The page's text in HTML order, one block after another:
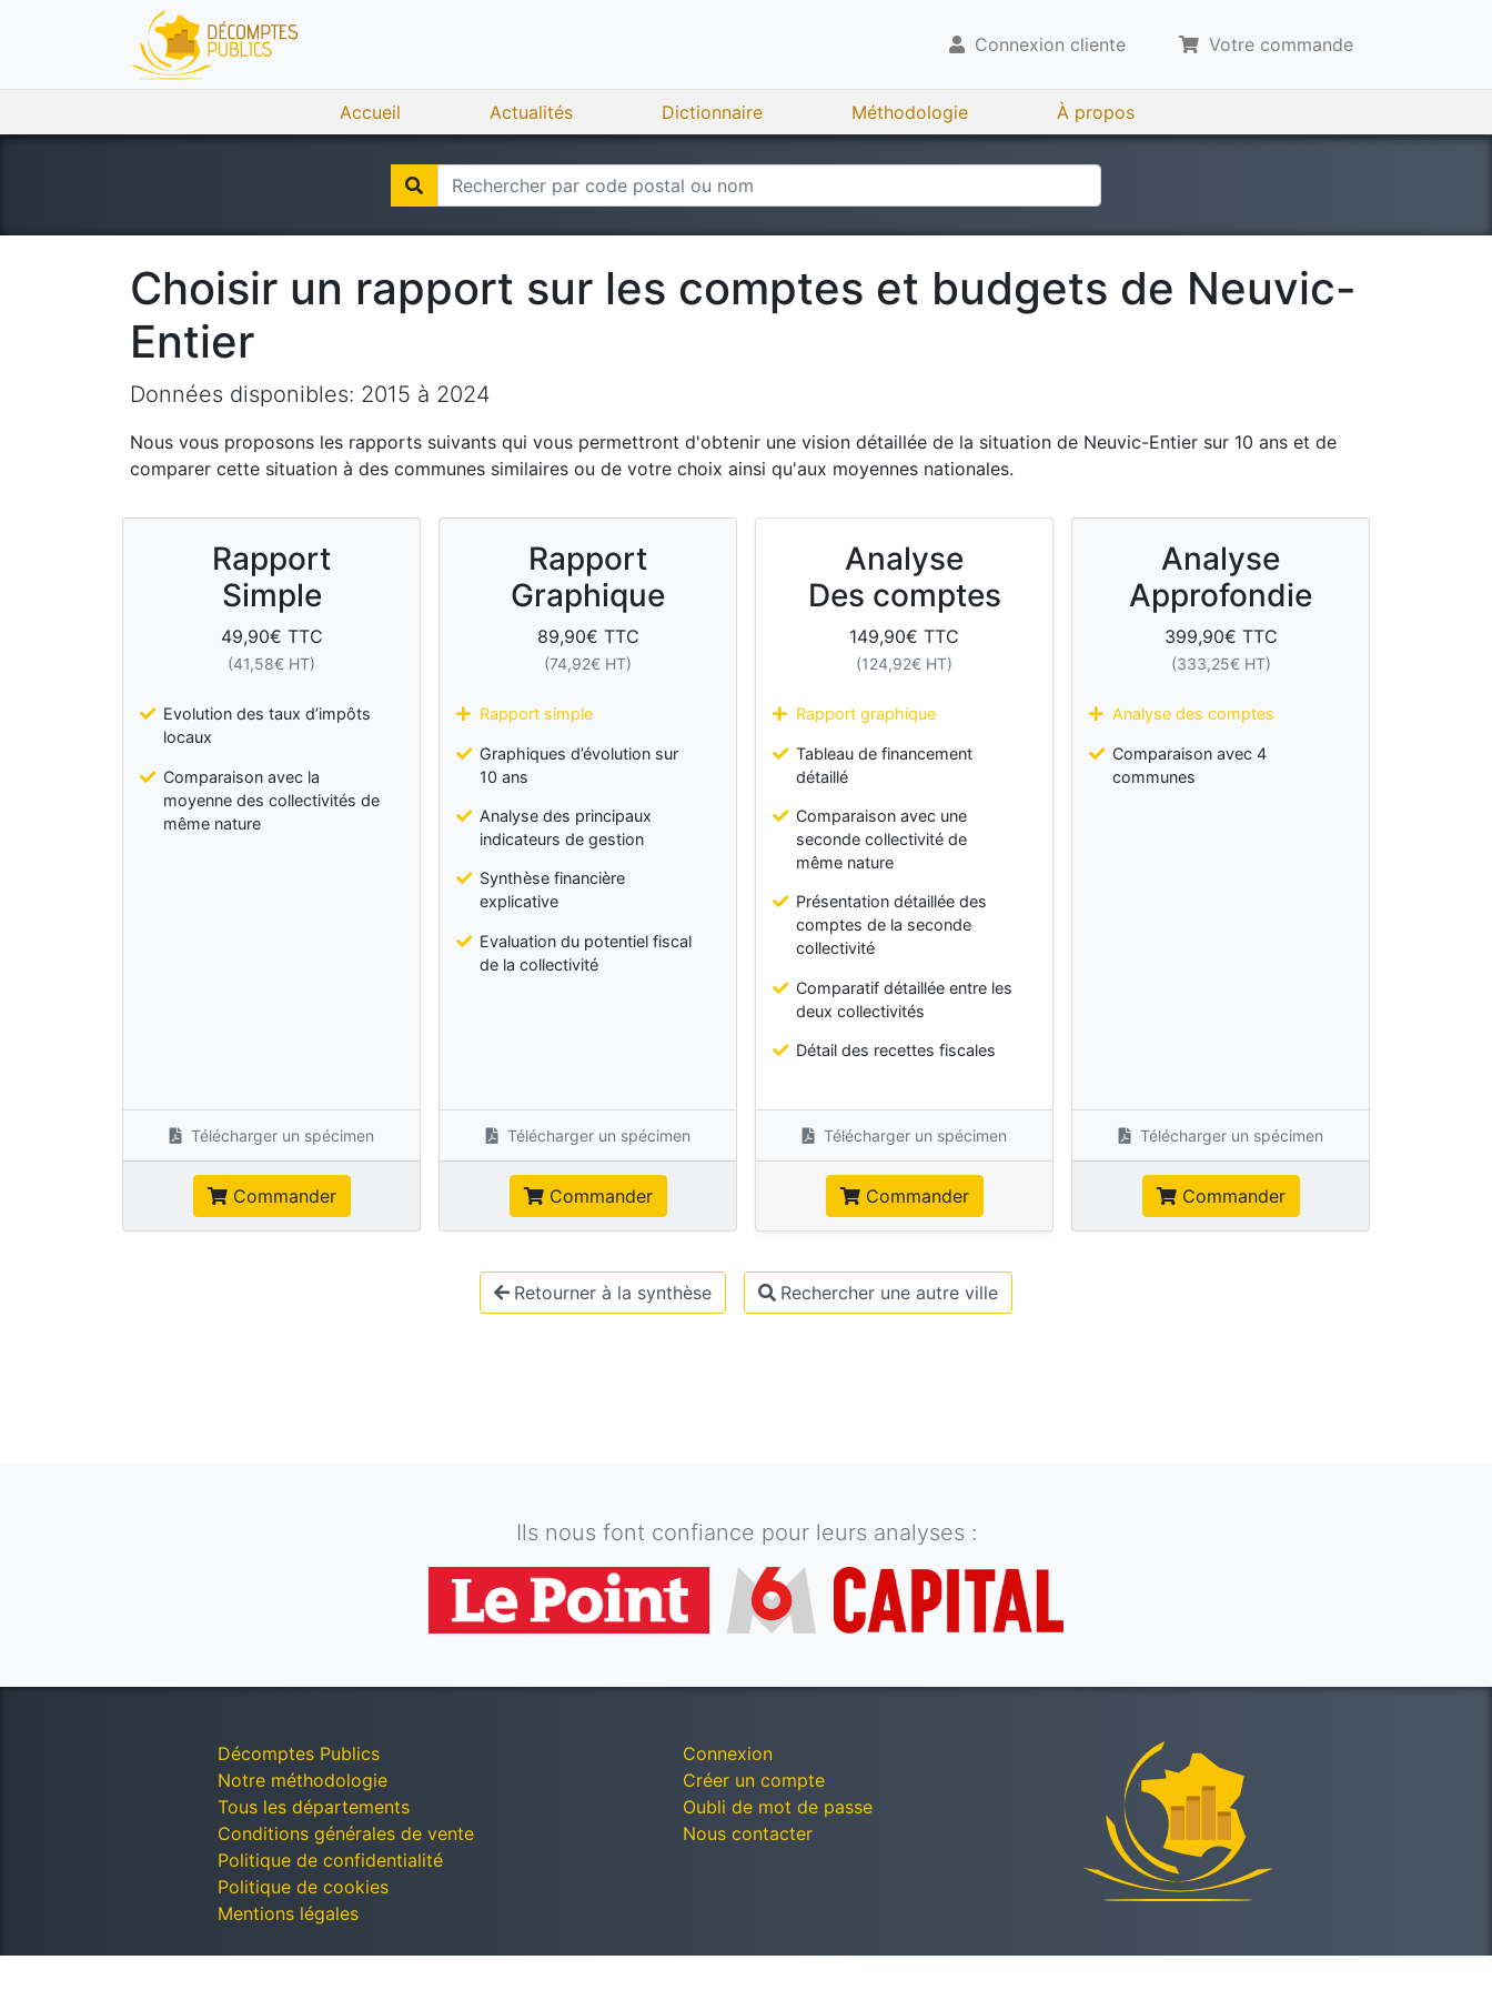
Connexion cliente Votre commande
Accueil Actualités Dictionnaire Méthodologie À propos
Choisir un rapport sur les comptes et budgets de Neuvic-
Entier
Données disponibles: 2015 à 2024
Nous vous proposons les rapports suivants qui vous permettront d'obtenir une vision détaillée de la situation de Neuvic-Entier sur 10 ans et de
comparer cette situation à des communes similaires ou de votre choix ainsi qu'aux moyennes nationales.
Rapport
Simple
49,90€ TTC
(41,58€ HT)
Evolution des taux d’impôts
locaux
Comparaison avec la
moyenne des collectivités de
même nature
Télécharger un spécimen
Commander
Rapport
Graphique
89,90€ TTC
(74,92€ HT)
Rapport simple
Graphiques d’évolution sur
10 ans
Analyse des principaux
indicateurs de gestion
Synthèse financière
explicative
Evaluation du potentiel fiscal
de la collectivité
Télécharger un spécimen
Commander
Analyse
Des comptes
149,90€ TTC
(124,92€ HT)
Rapport graphique
Tableau de financement
détaillé
Comparaison avec une
seconde collectivité de
même nature
Présentation détaillée des
comptes de la seconde
collectivité
Comparatif détaillée entre les
deux collectivités
Détail des recettes fiscales
Télécharger un spécimen
Commander
Analyse
Approfondie
399,90€ TTC
(333,25€ HT)
Analyse des comptes
Comparaison avec 4
communes
Télécharger un spécimen
Commander
Retourner à la synthèse Rechercher une autre ville
Ils nous font confiance pour leurs analyses :
Décomptes Publics
Notre méthodologie
Tous les départements
Conditions générales de vente
Politique de confidentialité
Politique de cookies
Mentions légales
Connexion
Créer un compte
Oubli de mot de passe
Nous contacter